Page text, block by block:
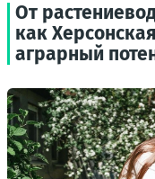
От
как
аграрный